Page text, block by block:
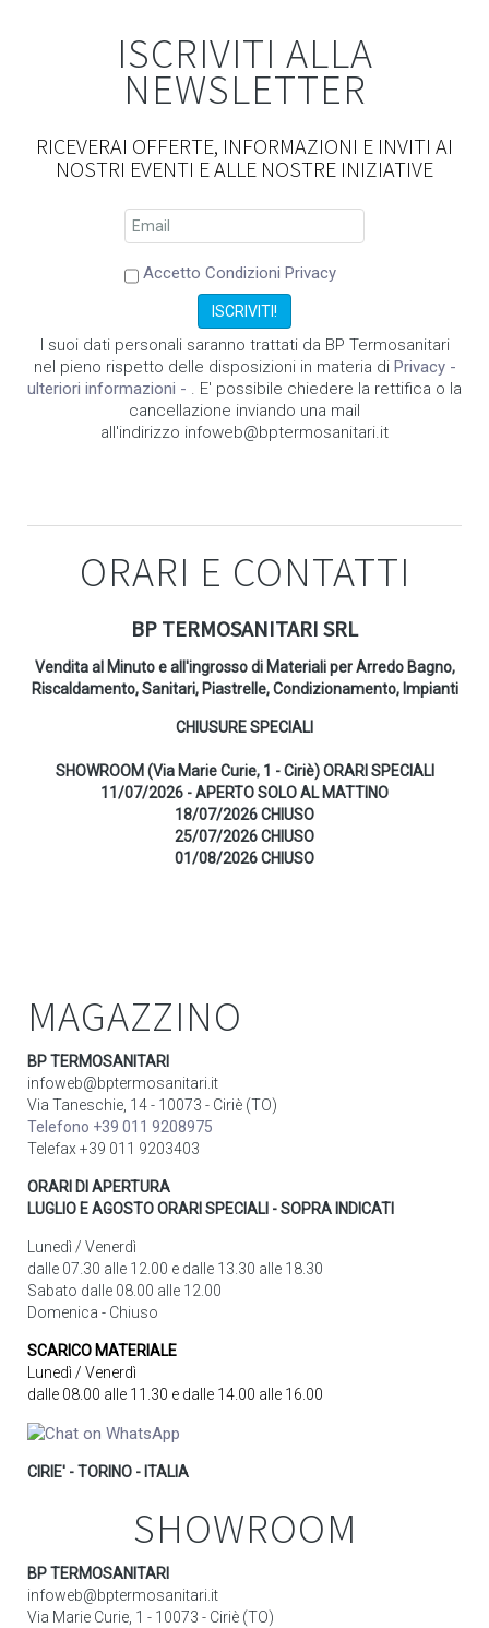
ISCRIVITI ALLA
NEWSLETTER
RICEVERAI OFFERTE, INFORMAZIONI E INVITI AI
NOSTRI EVENTI E ALLE NOSTRE INIZIATIVE
Accetto Condizioni Privacy
I suoi dati personali saranno trattati da BP Termosanitari
nel pieno rispetto delle disposizioni in materia di Privacy -
ulteriori informazioni - . E' possibile chiedere la rettifica o la
cancellazione inviando una mail
all'indirizzo infoweb@bptermosanitari.it
ORARI E CONTATTI
BP TERMOSANITARI SRL
Vendita al Minuto e all'ingrosso di Materiali per Arredo Bagno,
Riscaldamento, Sanitari, Piastrelle, Condizionamento, Impianti
CHIUSURE SPECIALI
SHOWROOM (Via Marie Curie, 1 - Ciriè) ORARI SPECIALI
11/07/2026 - APERTO SOLO AL MATTINO
18/07/2026 CHIUSO
25/07/2026 CHIUSO
01/08/2026 CHIUSO
MAGAZZINO
BP TERMOSANITARI
infoweb@bptermosanitari.it
Via Taneschie, 14 - 10073 - Ciriè (TO)
Telefono +39 011 9208975
Telefax +39 011 9203403
ORARI DI APERTURA
LUGLIO E AGOSTO ORARI SPECIALI - SOPRA INDICATI
Lunedì / Venerdì
dalle 07.30 alle 12.00 e dalle 13.30 alle 18.30
Sabato dalle 08.00 alle 12.00
Domenica - Chiuso
SCARICO MATERIALE
Lunedì / Venerdì
dalle 08.00 alle 11.30 e dalle 14.00 alle 16.00
CIRIE' - TORINO - ITALIA
SHOWROOM
BP TERMOSANITARI
infoweb@bptermosanitari.it
Via Marie Curie, 1 - 10073 - Ciriè (TO)